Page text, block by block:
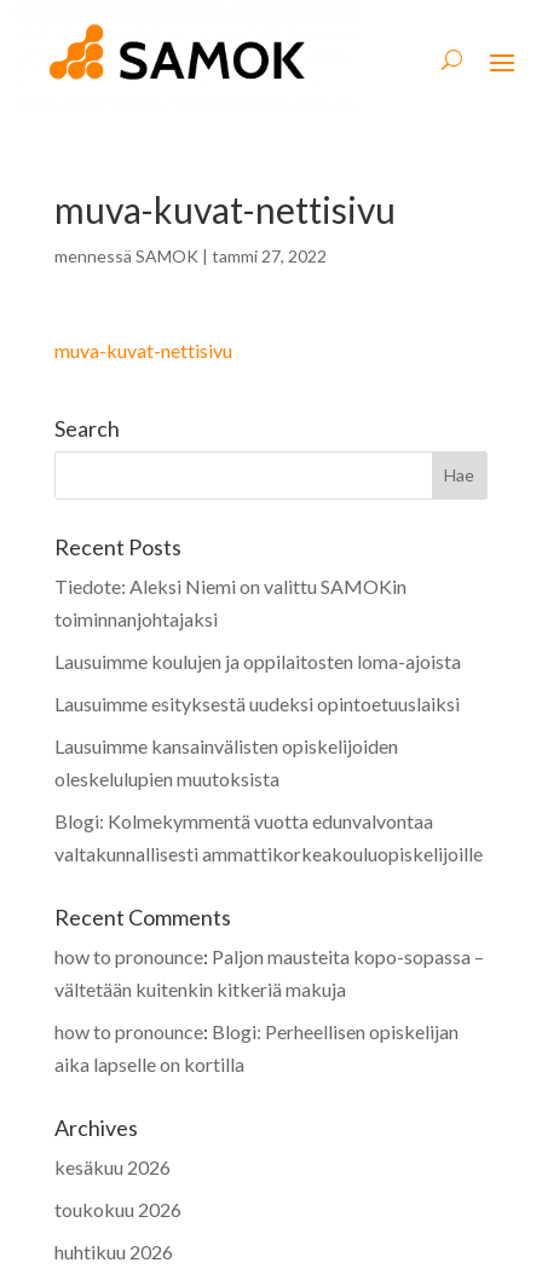
muva-kuvat-nettisivu
mennessä SAMOK | tammi 27, 2022
muva-kuvat-nettisivu
Search
Recent Posts
Tiedote: Aleksi Niemi on valittu SAMOKin
toiminnanjohtajaksi
Lausuimme koulujen ja oppilaitosten loma-ajoista
Lausuimme esityksestä uudeksi opintoetuuslaiksi
Lausuimme kansainvälisten opiskelijoiden
oleskelulupien muutoksista
Blogi: Kolmekymmentä vuotta edunvalvontaa
valtakunnallisesti ammattikorkeakouluopiskelijoille
Recent Comments
how to pronounce: Paljon mausteita kopo-sopassa –
vältetään kuitenkin kitkeriä makuja
how to pronounce: Blogi: Perheellisen opiskelijan
aika lapselle on kortilla
Archives
kesäkuu 2026
toukokuu 2026
huhtikuu 2026